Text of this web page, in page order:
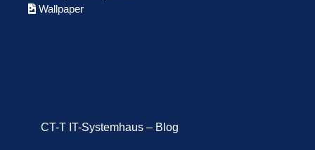
Wallpaper
CT-T IT-Systemhaus – Blog